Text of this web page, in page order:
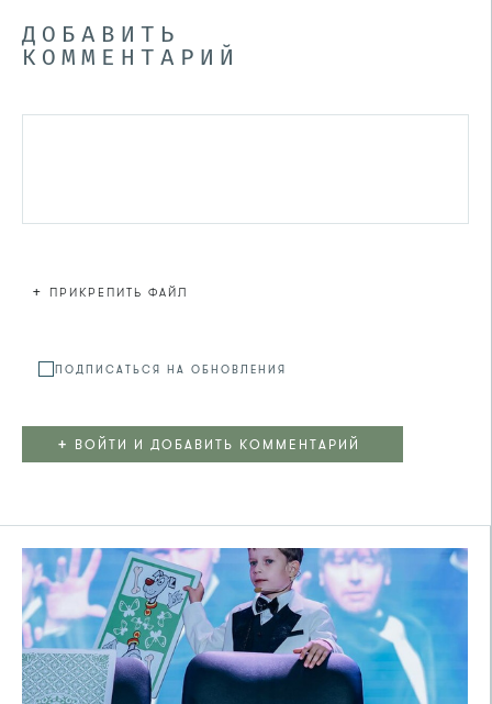
ДОБАВИТЬ
КОММЕНТАРИЙ
+ ПРИКРЕПИТЬ ФАЙЛ
ПОДПИСАТЬСЯ НА ОБНОВЛЕНИЯ
+ ВОЙТИ И ДОБАВИТЬ КОММЕНТАРИЙ